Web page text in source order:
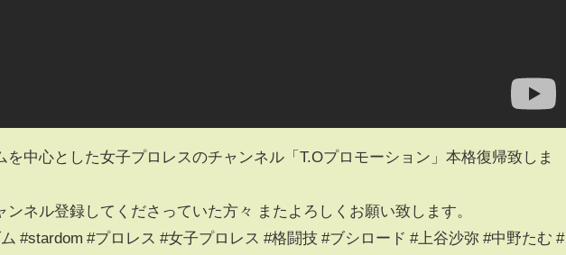
を中心とした女子プロレスのチャンネル「T.Oプロモーション」本格復帰致しま
ンネル登録してくださっていた方々 またよろしくお願い致します。
#stardom #プロレス #女子プロレス #格闘技 #ブシロード #上谷沙弥 #中野たむ #